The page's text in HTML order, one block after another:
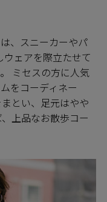
、スニーカーやパ
ェアを際立たせて
ミセスの方に人気
をコーディネー
とい、足元はやや
上品なお散歩コー